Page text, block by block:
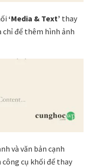
‘Media & Text’ thay
chỉ để thêm hình ảnh
và văn bản cạnh
cụ khối để thay